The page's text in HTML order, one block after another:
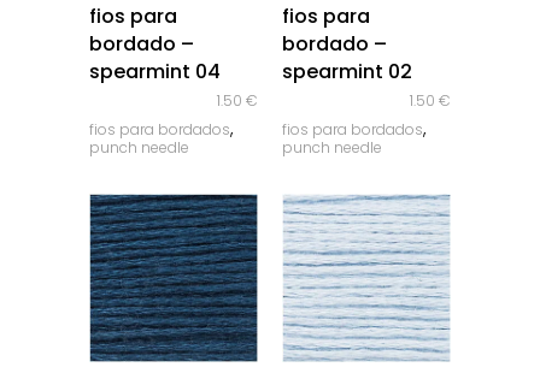
fios para
bordado –
spearmint 04
1.50 €
fios para bordados,
punch needle
fios para
bordado –
spearmint 02
1.50 €
fios para bordados,
punch needle